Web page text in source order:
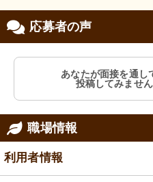
応募者の声
あなたが面接を通し
投稿してみませ
職場情報
利用者情報